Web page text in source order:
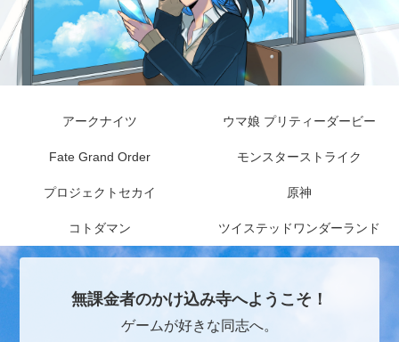
アークナイツ ウマ娘 プリティーダービー
Fate Grand Order モンスターストライク
プロジェクトセカイ 原神
コトダマン ツイステッドワンダーランド
無課金者のかけ込み寺へようこそ！
ゲームが好きな同志へ。